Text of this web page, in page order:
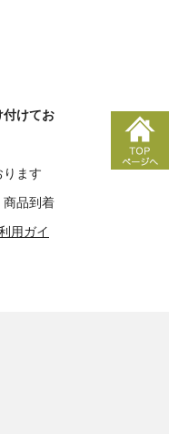
付けてお
ます
商品到着
用ガイ